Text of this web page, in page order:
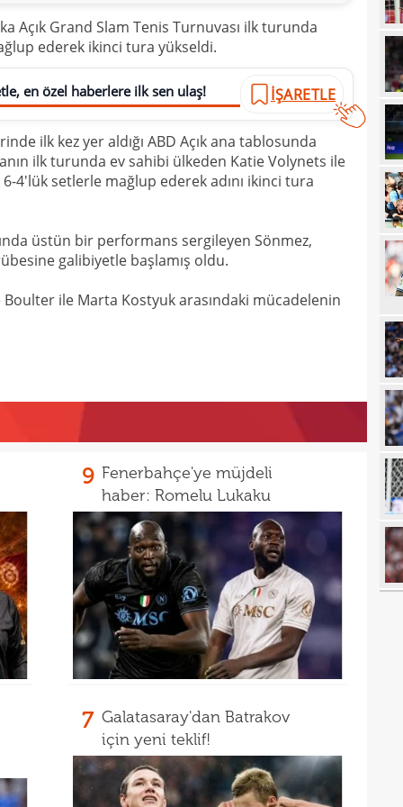
Açık Grand Slam Tenis Turnuvası ilk turunda
ederek ikinci tura yükseldi.
en özel haberlere ilk sen ulaş! İŞARETLE
ilk kez yer aldığı ABD Açık ana tablosunda
ilk turunda ev sahibi ülkeden Katie Volynets ile
4'lük setlerle mağlup ederek adını ikinci tura
üstün bir performans sergileyen Sönmez,
galibiyetle başlamış oldu.
ile Marta Kostyuk arasındaki mücadelenin
9 Fenerbahçe'ye müjdeli
haber: Romelu Lukaku
7 Galatasaray'dan Batrakov
için yeni teklif!
yanıt